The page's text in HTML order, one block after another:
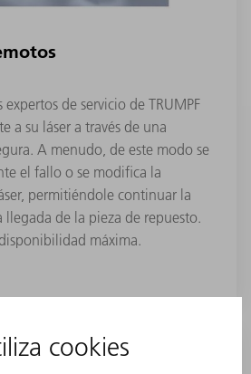
de servicio de TRUMPF
a su láser a través de una
A menudo, de este modo se
el fallo o se modifica la
permitiéndole continuar la
llegada de la pieza de repuesto.
máxima.